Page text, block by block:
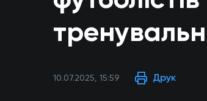
10.07.2025, 15:59 Друк